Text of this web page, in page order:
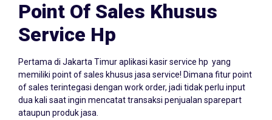
Service Hp
memiliki point of sales khusus jasa service! Dimana fitur point
of sales terintegasi dengan work order, jadi tidak perlu input
dua kali saat ingin mencatat transaksi penjualan sparepart
ataupun produk jasa.